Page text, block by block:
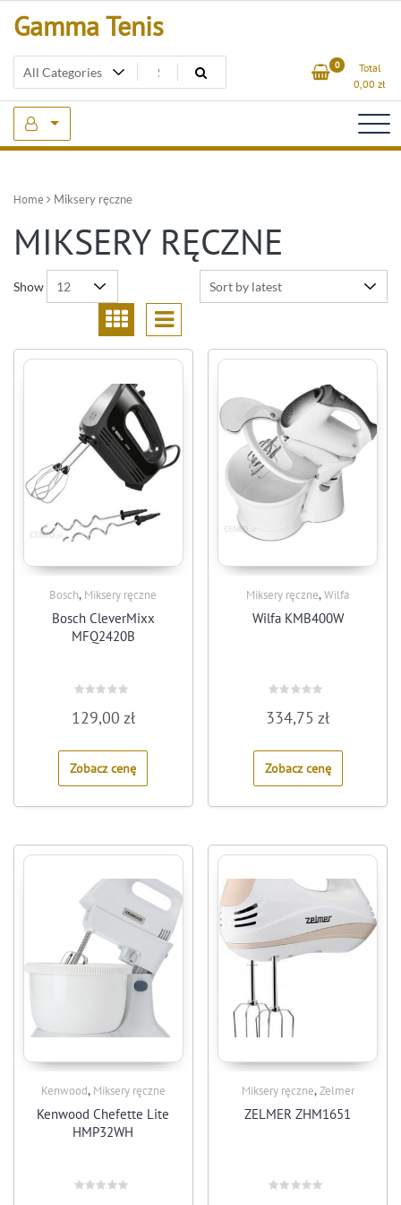
Gamma Tenis
0
Total
0,00 zł
Home Miksery ręczne
MIKSERY RĘCZNE
Show
Bosch, Miksery ręczne
Bosch CleverMixx
MFQ2420B
0
out
5
129,00 zł
Zobacz cenę
Miksery ręczne,Wilfa
Wilfa KMB400W
0
out
5
334,75zł
Zobacz cenę
Kenwood, Miksery ręczne
Kenwood Chefette Lite
HMP32WH
Miksery ręczne,Zelmer
ZELMER ZHM1651